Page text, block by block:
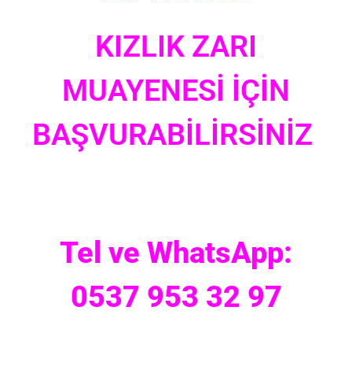
KIZLIK ZARI
MUAYENESİ İÇİN
BAŞVURABİLİRSİNİZ
Tel ve WhatsApp:
0537 953 32 97